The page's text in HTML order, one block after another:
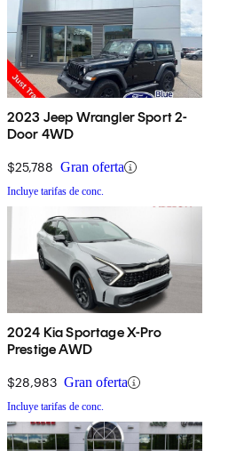
2023 Jeep Wrangler Sport 2-
Door 4WD
$25,788 Gran oferta
Incluye tarifas de conc.
2024 Kia Sportage X-Pro
Prestige AWD
$28,983 Gran oferta
Incluye tarifas de conc.